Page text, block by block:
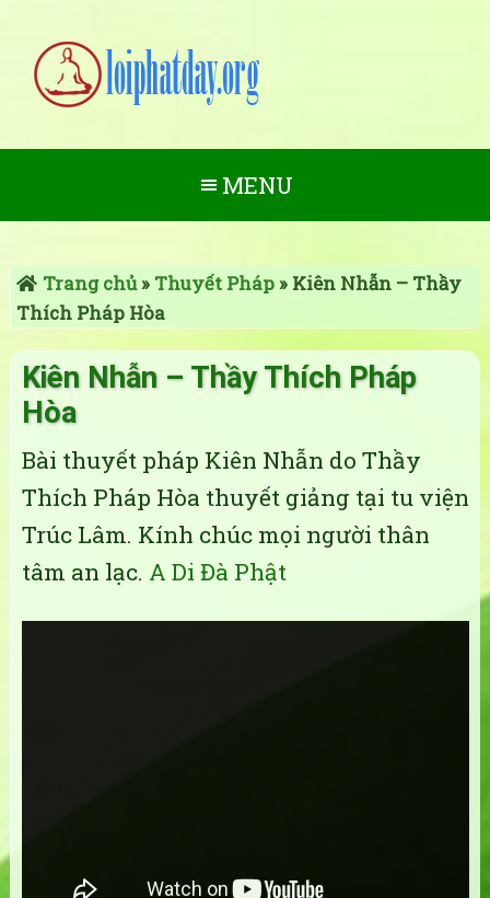
MENU
Trang chủ» Thuyết Pháp» Kiên Nhẫn – Thầy
Thích Pháp Hòa
Kiên Nhẫn – Thầy Thích Pháp
Hòa
Bài thuyết pháp Kiên Nhẫn do Thầy
Thích Pháp Hòa thuyết giảng tại tu viện
Trúc Lâm. Kính chúc mọi người thân
tâm an lạc. A Di Đà Phật